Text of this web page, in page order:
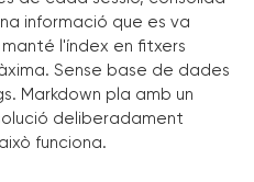
informació que es va
l'índex en fitxers
Sense base de dades
Markdown pla amb un
deliberadament
funciona.